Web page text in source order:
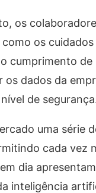
os
os
cumprimento
dados da
de
uma série
cada vez
dia
inteligência